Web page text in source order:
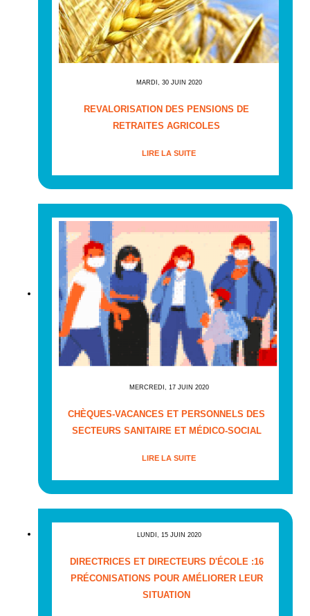
MARDI, 30 JUIN 2020
REVALORISATION DES PENSIONS DE
RETRAITES AGRICOLES
LIRE LA SUITE
MERCREDI, 17 JUIN 2020
CHÈQUES-VACANCES ET PERSONNELS DES
SECTEURS SANITAIRE ET MÉDICO-SOCIAL
LIRE LA SUITE
LUNDI, 15 JUIN 2020
DIRECTRICES ET DIRECTEURS D'ÉCOLE :16
PRÉCONISATIONS POUR AMÉLIORER LEUR
SITUATION